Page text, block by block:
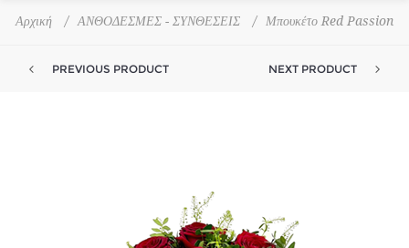
Αρχική / ΑΝΘΟΔΕΣΜΕΣ - ΣΥΝΘΕΣΕΙΣ / Μπουκέτο Red Passion
PREVIOUS PRODUCT NEXT PRODUCT